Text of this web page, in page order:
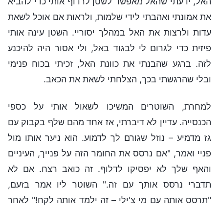
את אמונתי ואהבתי לידי שלמות, ולראות אם אוכל לשאת
עדות ולרצות את האל במהלך יסוריי. השטן עינה אותי
פיזית כדי לגרום לי לבגוד באל, ולי אסור היה להיכנע
לזה. ברגע שהבנתי את כוונת האל, זכיתי בכוח פנימי
ובלי שהרגשתי בכך, הצלחתי לשאת את הכאב.
למחרת, השוטרים המשיכו לשאול אותי על כספי
הכנסייה. עדיין לא דיברתי, אז אחד מהם שלף בקבוק עם
גז מדמיע – נוזל שגורם לך לדמוע. הוא ניער אותו מול
פניי ואמר, "אם נרסס את החומר הזה על פנייך, העיניים
והאף שלך לא יפסיקו לדלוף. זה כואב רצח. אם לא
תדברי נרסס אותך עם זה." השוטר ליו אמר בזעם,
"תרסס אותה עם מי צ'ילי – זה ילמד אותה לקח!" לאחר